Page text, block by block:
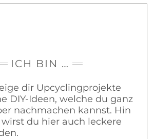
ICH BIN …
dir Upcyclingprojekte
DIY-Ideen, welche du ganz
nachmachen kannst. Hin
du hier auch leckere